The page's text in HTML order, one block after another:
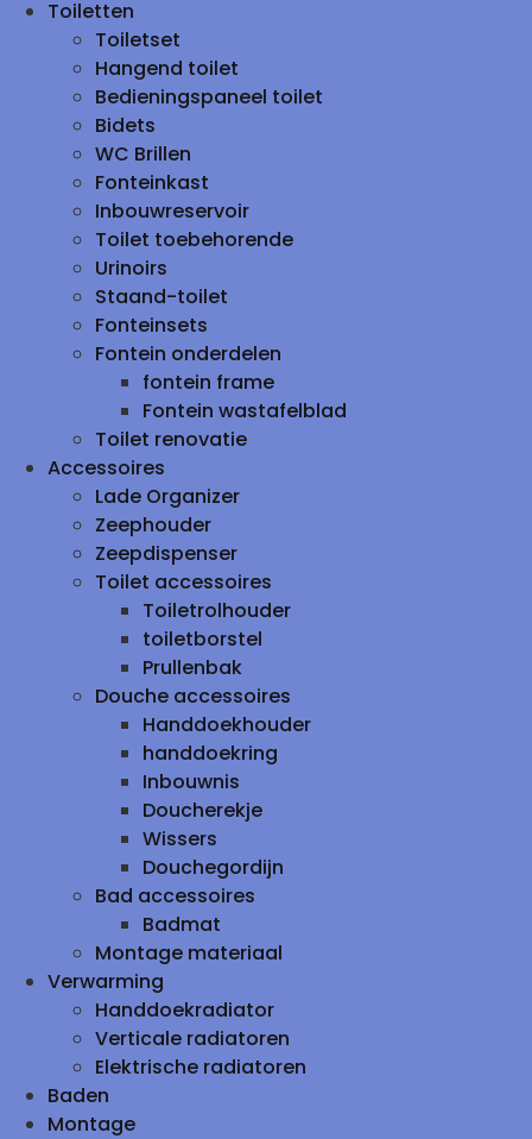
Toiletten
Toiletset
Hangend toilet
Bedieningspaneel toilet
Bidets
WC Brillen
Fonteinkast
Inbouwreservoir
Toilet toebehorende
Urinoirs
Staand-toilet
Fonteinsets
Fontein onderdelen
fontein frame
Fontein wastafelblad
Toilet renovatie
Accessoires
Lade Organizer
Zeephouder
Zeepdispenser
Toilet accessoires
Toiletrolhouder
toiletborstel
Prullenbak
Douche accessoires
Handdoekhouder
handdoekring
Inbouwnis
Doucherekje
Wissers
Douchegordijn
Bad accessoires
Badmat
Montage materiaal
Verwarming
Handdoekradiator
Verticale radiatoren
Elektrische radiatoren
Baden
Montage